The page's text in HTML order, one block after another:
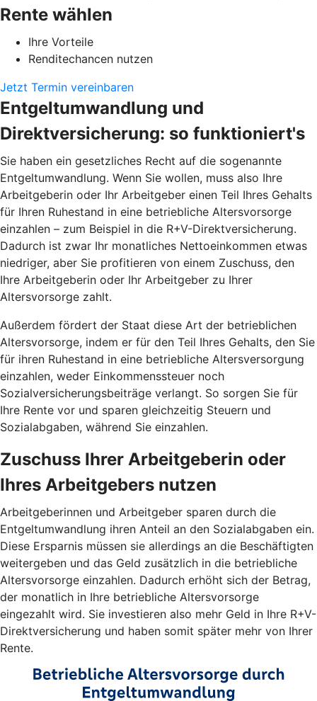
Rente wählen
Ihre Vorteile
Renditechancen nutzen
Jetzt Termin vereinbaren
Entgeltumwandlung und
Direktversicherung: so funktioniert's
Sie haben ein gesetzliches Recht auf die sogenannte
Entgeltumwandlung. Wenn Sie wollen, muss also Ihre
Arbeitgeberin oder Ihr Arbeitgeber einen Teil Ihres Gehalts
für Ihren Ruhestand in eine betriebliche Altersvorsorge
einzahlen – zum Beispiel in die R+V-Direktversicherung.
Dadurch ist zwar Ihr monatliches Nettoeinkommen etwas
niedriger, aber Sie profitieren von einem Zuschuss, den
Ihre Arbeitgeberin oder Ihr Arbeitgeber zu Ihrer
Altersvorsorge zahlt.
Außerdem fördert der Staat diese Art der betrieblichen
Altersvorsorge, indem er für den Teil Ihres Gehalts, den Sie
für ihren Ruhestand in eine betriebliche Altersversorgung
einzahlen, weder Einkommenssteuer noch
Sozialversicherungsbeiträge verlangt. So sorgen Sie für
Ihre Rente vor und sparen gleichzeitig Steuern und
Sozialabgaben, während Sie einzahlen.
Zuschuss Ihrer Arbeitgeberin oder
Ihres Arbeitgebers nutzen
Arbeitgeberinnen und Arbeitgeber sparen durch die
Entgeltumwandlung ihren Anteil an den Sozialabgaben ein.
Diese Ersparnis müssen sie allerdings an die Beschäftigten
weitergeben und das Geld zusätzlich in die betriebliche
Altersvorsorge einzahlen. Dadurch erhöht sich der Betrag,
der monatlich in Ihre betriebliche Altersvorsorge
eingezahlt wird. Sie investieren also mehr Geld in Ihre R+V-
Direktversicherung und haben somit später mehr von Ihrer
Rente.